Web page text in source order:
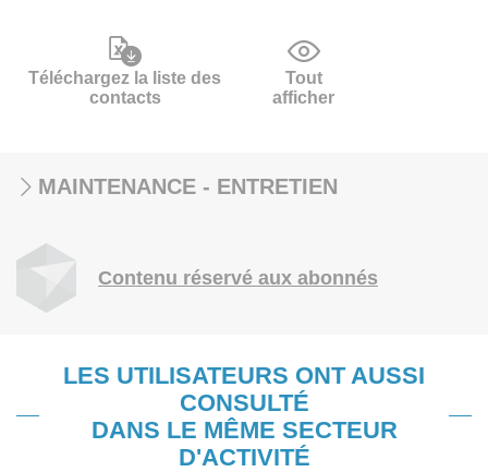
Téléchargez la liste des
contacts
Tout
afficher
MAINTENANCE - ENTRETIEN
Contenu réservé aux abonnés
LES UTILISATEURS ONT AUSSI
CONSULTÉ
DANS LE MÊME SECTEUR
D'ACTIVITÉ